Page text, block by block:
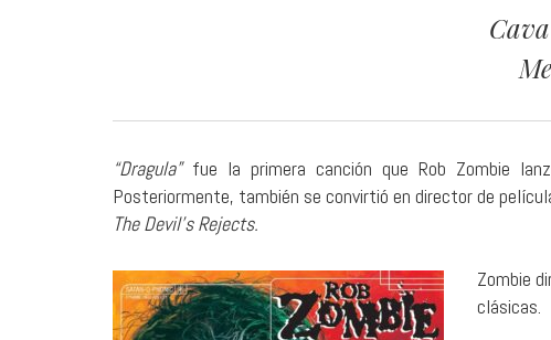
“Dragula”fue la primera canción que Rob Zombie
Posteriormente, también se convirtió en director de
The Devil’s Rejects.
Zombie
clásicas.